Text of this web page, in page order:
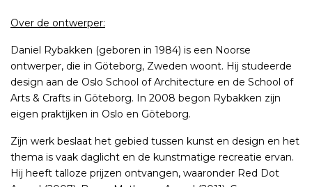
Over de ontwerper:
Daniel Rybakken (geboren in 1984) is een Noorse
ontwerper, die in Göteborg, Zweden woont. Hij studeerde
design aan de Oslo School of Architecture en de School of
Arts & Crafts in Göteborg. In 2008 begon Rybakken zijn
eigen praktijken in Oslo en Göteborg.
Zijn werk beslaat het gebied tussen kunst en design en het
thema is vaak daglicht en de kunstmatige recreatie ervan.
Hij heeft talloze prijzen ontvangen, waaronder Red Dot